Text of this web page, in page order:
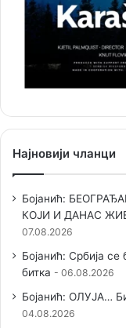
Најновији чланци
Бојанић:
КОЈИ И ДАНАС
07.08.2026
Бојанић: Србија
битка
06.08.2026
Бојанић: ОЛУЈА…
04.08.2026